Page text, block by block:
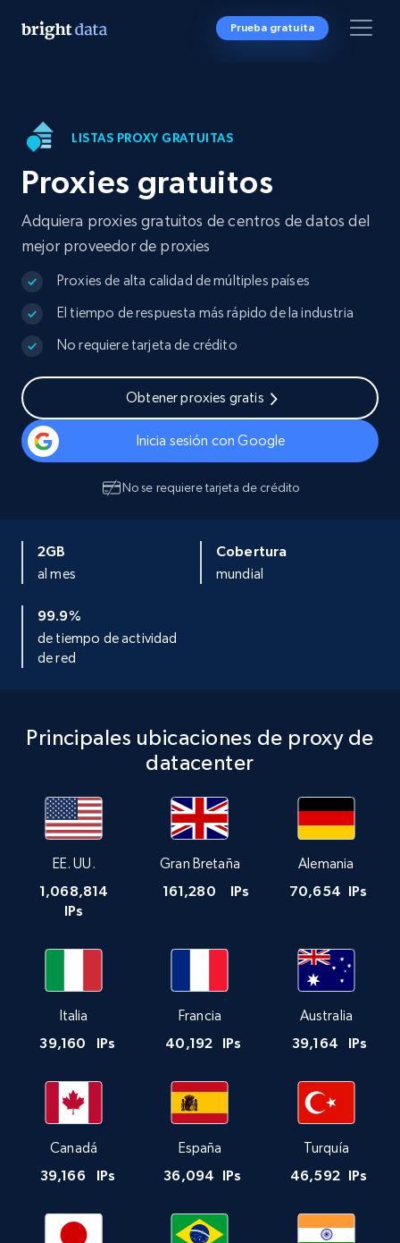
Prueba gratuita
LISTAS PROXY GRATUITAS
Proxies gratuitos
Adquiera proxies gratuitos de centros de datos del
mejor proveedor de proxies
Proxies de alta calidad de múltiples países
El tiempo de respuesta más rápido de la industria
No requiere tarjeta de crédito
Obtener proxies gratis
Inicia sesión con Google
No se requiere tarjeta de crédito
2GB
al mes
Cobertura
mundial
99.9%
de tiempo de actividad
de red
Principales ubicaciones de proxy de
datacenter
EE. UU.
1,068,814
IPs
Gran Bretaña
161,280 IPs
Alemania
70,654 IPs
Italia
39,160 IPs
Francia
40,192 IPs
Australia
39,164 IPs
Canadá
39,166 IPs
España
36,094 IPs
Turquía
46,592 IPs